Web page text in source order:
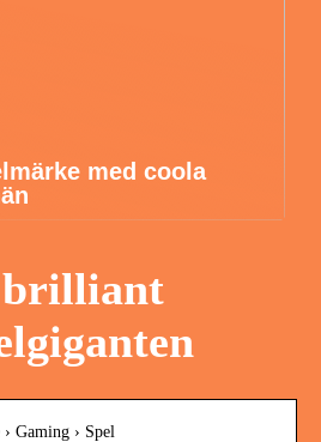
med coola
brilliant
Gaming › Spel